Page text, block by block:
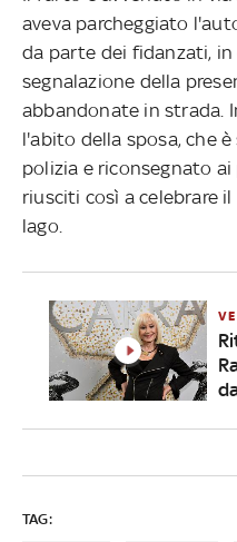
aveva parcheggiato
da parte dei fidanzati,
segnalazione della
abbandonate in strada.
l'abito della sposa, che
polizia e riconsegnato
riusciti così a celebrare
lago.
TAG: